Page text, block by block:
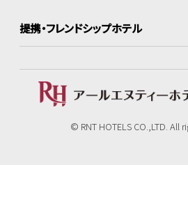
提携・フレンドシップホテル
© RNT HOTELS CO.,LTD. All